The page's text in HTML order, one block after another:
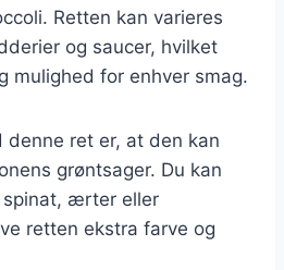
Retten kan varieres
og saucer, hvilket
mulighed for enhver smag.
denne ret er, at den kan
grøntsager. Du kan
ærter eller
retten ekstra farve og